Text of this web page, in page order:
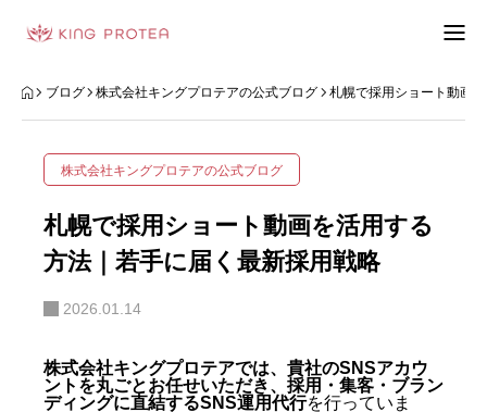
会社概要
利用規約
お問い合わせフォーム
お客様の声
ブログ 株式会社キングプロテアの公式ブログ 札幌で採用ショート動画
株式会社キングプロテアの公式ブログ
札幌で採用ショート動画を活用する
方法｜若手に届く最新採用戦略
2026.01.14
株式会社キングプロテアでは、貴社のSNSアカウ
ントを丸ごとお任せいただき、採用・集客・ブラン
ディングに直結するSNS運用代行を行っていま